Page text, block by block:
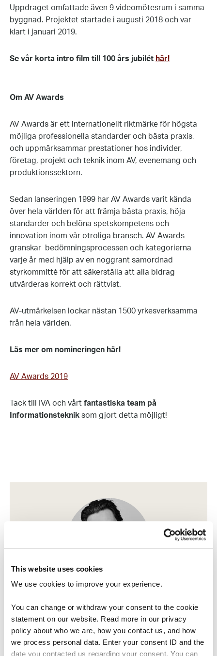
This website uses cookies
We use cookies to improve your experience.
You can change or withdraw your consent to the cookie
statement on our website. Read more in our privacy
policy about who we are, how you contact us, and how
we process personal data. Enter your consent ID and the
date you contacted us regarding your consent. You can
Uppdraget omfattade även 9 videomötesrum i samma
byggnad. Projektet startade i augusti 2018 och var
klart i januari 2019.
Se vår korta intro film till 100 års jubilét här!
Om AV Awards
AV Awards är ett internationellt riktmärke för högsta
möjliga professionella standarder och bästa praxis,
och uppmärksammar prestationer hos individer,
företag, projekt och teknik inom AV, evenemang och
produktionssektorn.
Sedan lanseringen 1999 har AV Awards varit kända
över hela världen för att främja bästa praxis, höja
standarder och belöna spetskompetens och
innovation inom vår otroliga bransch. AV Awards
granskar bedömningsprocessen och kategorierna
varje år med hjälp av en noggrant samordnad
styrkommitté för att säkerställa att alla bidrag
utvärderas korrekt och rättvist.
AV-utmärkelsen lockar nästan 1500 yrkesverksamma
från hela världen.
Läs mer om nomineringen här!
AV Awards 2019
Tack till IVA och vårt fantastiska team på
Informationsteknik som gjort detta möjligt!
Vill du veta mer?
Kontakta Magnus
Ring+46 708-52 95 19eller mejla